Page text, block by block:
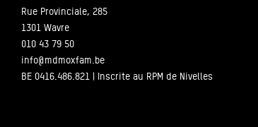
Rue Provinciale, 285
1301 Wavre
010 43 79 50
info@mdmoxfam.be
BE 0416.486.821 | Inscrite au RPM de Nivelles